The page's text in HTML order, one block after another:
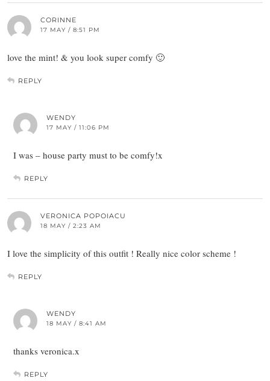
CORINNE
17 MAY / 8:51 PM
love the mint! & you look super comfy 🙂
REPLY
WENDY
17 MAY / 11:06 PM
I was – house party must to be comfy!x
REPLY
VERONICA POPOIACU
18 MAY / 2:23 AM
I love the simplicity of this outfit ! Really nice color scheme !
REPLY
WENDY
18 MAY / 8:41 AM
thanks veronica.x
REPLY